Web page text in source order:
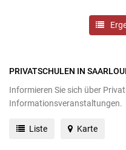
PRIVATSCHULEN IN
Informieren Sie sich über
Informationsveranstaltungen.
Liste Karte